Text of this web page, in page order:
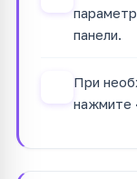
панели.
При
нажмите